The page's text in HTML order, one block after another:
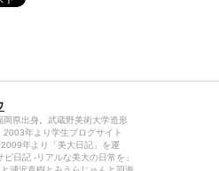
岡県出身。武蔵野美術大学造形
2003年より学生ブログサイト
2009年より「美大日記」を運
日記 -リアルな美大の日常を」